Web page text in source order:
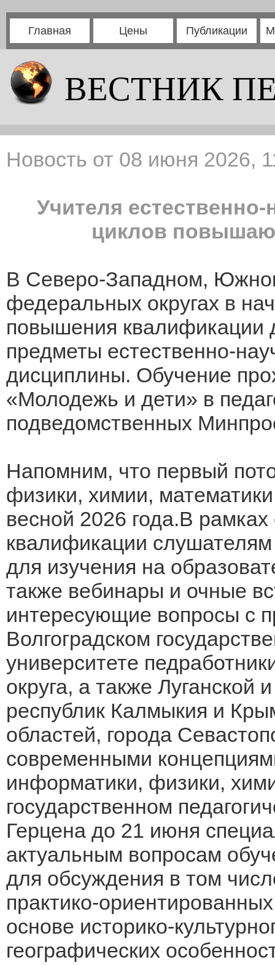
Главная Цены Публикации
ВЕСТНИК
Новость от 08 июня 2026,
Учителя
циклов
В Северо-Западном,
федеральных округах в
повышения квалификации
предметы естественно-
дисциплины. Обучение
«Молодежь и дети» в
подведомственных
Напомним, что первый
физики, химии,
весной 2026 года.В
квалификации
для изучения на
также вебинары и очные
интересующие вопросы с
Волгоградском
университете
округа, а также Луганской
республик Калмыкия и
областей, города
современными
информатики, физики,
государственном
Герцена до 21 июня
актуальным вопросам
для обсуждения в том
практико-
основе историко-
географических